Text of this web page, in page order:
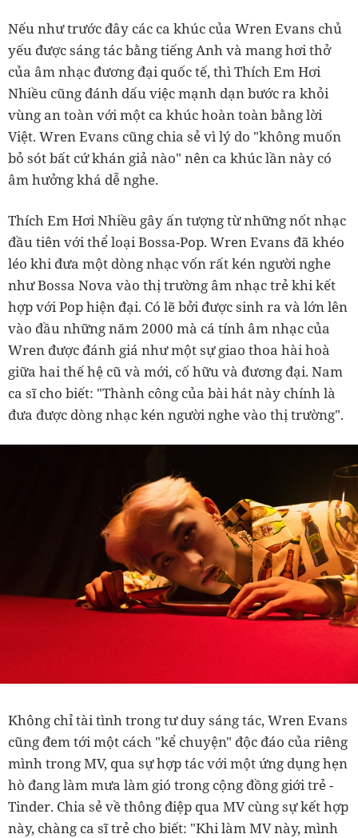
Nếu như trước đây các ca khúc của Wren Evans chủ
yếu được sáng tác bằng tiếng Anh và mang hơi thở
của âm nhạc đương đại quốc tế, thì Thích Em Hơi
Nhiều cũng đánh dấu việc mạnh dạn bước ra khỏi
vùng an toàn với một ca khúc hoàn toàn bằng lời
Việt. Wren Evans cũng chia sẻ vì lý do "không muốn
bỏ sót bất cứ khán giả nào" nên ca khúc lần này có
âm hưởng khá dễ nghe.
Thích Em Hơi Nhiều gây ấn tượng từ những nốt nhạc
đầu tiên với thể loại Bossa-Pop. Wren Evans đã khéo
léo khi đưa một dòng nhạc vốn rất kén người nghe
như Bossa Nova vào thị trường âm nhạc trẻ khi kết
hợp với Pop hiện đại. Có lẽ bởi được sinh ra và lớn lên
vào đầu những năm 2000 mà cá tính âm nhạc của
Wren được đánh giá như một sự giao thoa hài hoà
giữa hai thế hệ cũ và mới, cố hữu và đương đại. Nam
ca sĩ cho biết: "Thành công của bài hát này chính là
đưa được dòng nhạc kén người nghe vào thị trường".
Không chỉ tài tình trong tư duy sáng tác, Wren Evans
cũng đem tới một cách "kể chuyện" độc đáo của riêng
mình trong MV, qua sự hợp tác với một ứng dụng hẹn
hò đang làm mưa làm gió trong cộng đồng giới trẻ -
Tinder. Chia sẻ về thông điệp qua MV cùng sự kết hợp
này, chàng ca sĩ trẻ cho biết: "Khi làm MV này, mình